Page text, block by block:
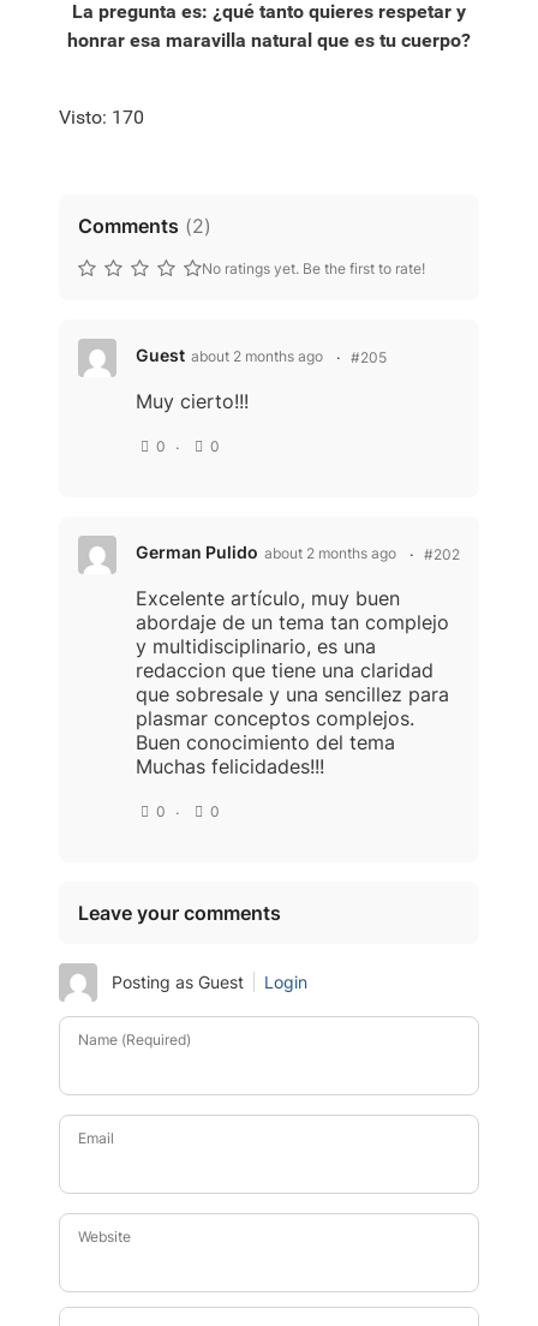
La pregunta es: ¿qué tanto quieres respetar y
honrar esa maravilla natural que es tu cuerpo?
Visto: 170
Comments (2)
No ratings yet. Be the first to rate!
Guest about 2 months ago #205
Muy cierto!!!
0 0
German Pulido about 2 months ago #202
Excelente artículo, muy buen
abordaje de un tema tan complejo
y multidisciplinario, es una
redaccion que tiene una claridad
que sobresale y una sencillez para
plasmar conceptos complejos.
Buen conocimiento del tema
Muchas felicidades!!!
0 0
Leave your comments
Posting as Guest Login
Name (Required)
Email
Website